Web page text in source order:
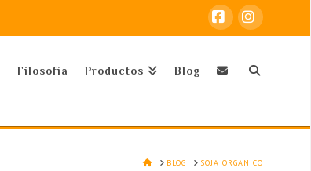
FacebookInstagram
Filosofía Productos Blog
HOMEBLOG SOJA ORGANICO